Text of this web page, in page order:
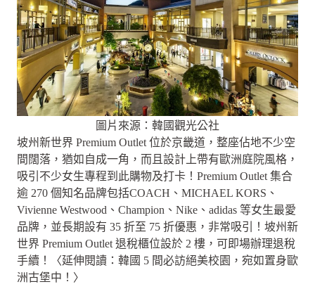
圖片來源：韓國觀光公社
坡州新世界 Premium Outlet 位於京畿道，整座佔地不少空
間闊落，猶如自成一角，而且設計上帶有歐洲庭院風格，
吸引不少女生專程到此購物及打卡！Premium Outlet 集合
逾 270 個知名品牌包括COACH、MICHAEL KORS、
Vivienne Westwood、Champion、Nike、adidas 等女生最愛
品牌，並長期設有 35 折至 75 折優惠，非常吸引！坡州新
世界 Premium Outlet 退稅櫃位設於 2 樓，可即場辦理退稅
手續！〈延伸閱讀：韓國 5 間必訪絕美校園，宛如置身歐
洲古堡中！〉